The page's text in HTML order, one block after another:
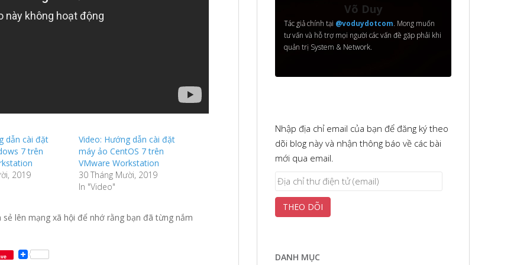
dẫn cài đặt
7 trên
2019
Video: Hướng dẫn cài đặt
máy ảo CentOS 7 trên
VMware Workstation
30 Tháng Mười, 2019
In "Video"
lên mạng xã hội để nhớ rằng bạn đã từng nắm
Võ Duy
Tác giả chính tại @voduydotcom. Mong muốn
tư vấn và hỗ trợ mọi người các vấn đề gặp phải khi
quản trị System & Network.
Nhập địa chỉ email của bạn để đăng ký theo
dõi blog này và nhận thông báo về các bài
mới qua email.
Địa
thư
(email)
THEO DÕI
DANH MỤC